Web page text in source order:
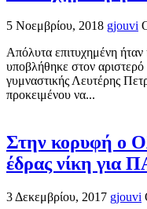
5 Νοεμβρίου, 2018 gjouvi
Απόλυτα επιτυχημένη
υποβλήθηκε στον
γυμναστικής Λευτέρης
προκειμένου να...
Στην κορυφή ο
έδρας νίκη για
3 Δεκεμβρίου, 2017 gjouvi